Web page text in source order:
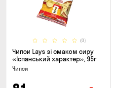
(0)
Чипси Lays зі смаком сиру
«Іспанський характер», 95г
Чипси